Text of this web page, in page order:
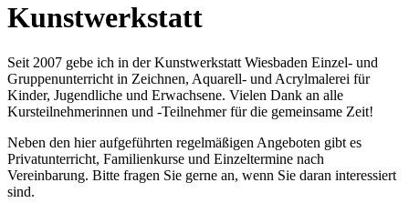
Kunstwerkstatt
Seit 2007 gebe ich in der Kunstwerkstatt Wiesbaden Einzel- und
Gruppenunterricht in Zeichnen, Aquarell- und Acrylmalerei für
Kinder, Jugendliche und Erwachsene. Vielen Dank an alle
Kursteilnehmerinnen und -Teilnehmer für die gemeinsame Zeit!
Neben den hier aufgeführten regelmäßigen Angeboten gibt es
Privatunterricht, Familienkurse und Einzeltermine nach
Vereinbarung. Bitte fragen Sie gerne an, wenn Sie daran interessiert
sind.